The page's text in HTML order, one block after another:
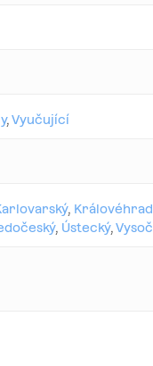
, Vyučující
,
, Ústecký,